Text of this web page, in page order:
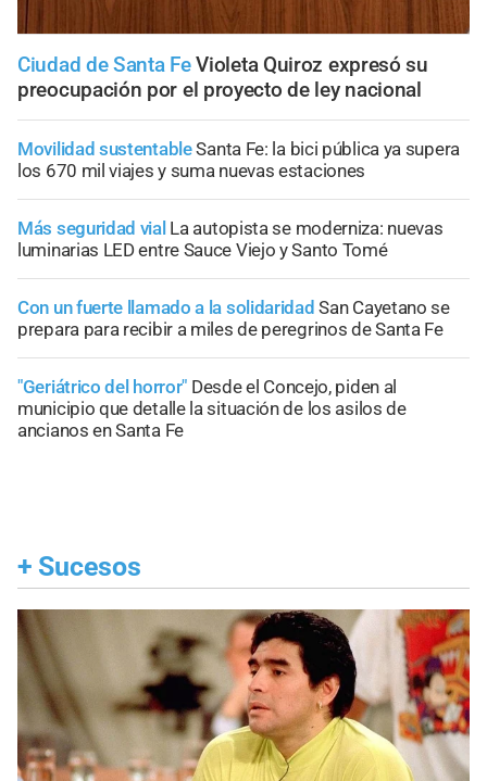
Ciudad de Santa Fe Violeta Quiroz expresó su
preocupación por el proyecto de ley nacional
Movilidad sustentableSanta Fe: la bici pública ya supera
los 670 mil viajes y suma nuevas estaciones
Más seguridad vial La autopista se moderniza: nuevas
luminarias LED entre Sauce Viejo y Santo Tomé
Con un fuerte llamado a la solidaridad San Cayetano se
prepara para recibir a miles de peregrinos de Santa Fe
"Geriátrico del horror" Desde el Concejo, piden al
municipio que detalle la situación de los asilos de
ancianos en Santa Fe
+ Sucesos